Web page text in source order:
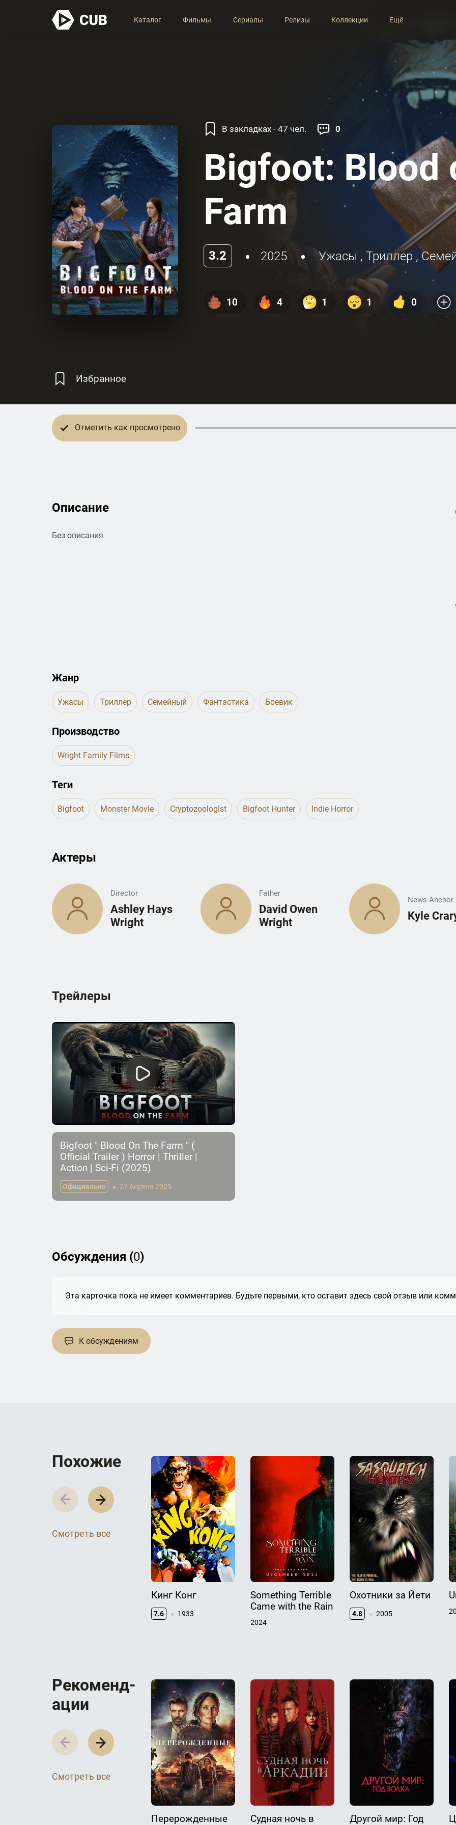
Каталог Фильмы Сериалы Релизы Коллекции Ещё
В закладках - 47 чел. 0
Bigfoot: Blood
Farm
3.2 2025 Ужасы ,Триллер ,
10 4 1 1 0
Избранное
Отметить как просмотрено
Описание
Без описания
Жанр
Ужасы Триллер Семейный Фантастика Боевик
Производство
Wright Family Films
Теги
Bigfoot Monster Movie Cryptozoologist Bigfoot Hunter Indie Horror
Актеры
Director
Ashley Hays
Wright
Father
David Owen
Wright
News Anchor
Kyle
Трейлеры
Bigfoot " Blood On The Farm " (
Official Trailer ) Horror | Thriller |
Action | Sci-Fi (2025)
Официально 27 Апреля 2025
Обсуждения (0)
Эта карточка пока не имеет комментариев. Будьте первыми, кто оставит здесь свой отзыв или
К обсуждениям
П­­­о­­­х­­­о­­­ж­­­и­­­е
Смотреть все
Кинг Конг
7.6 1933
Something Terrible
Came with the Rain
2024
Охотники за Йети
4.8 2005
Р­­­е­­­к­­­о­­­м­­­е­­­н­­­д­­­
а­­­ц­­­и­­­и
Смотреть все
Перерожденные
Судная ночь в
Другой мир: Год